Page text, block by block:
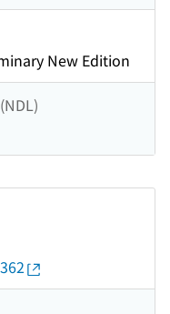
New Edition